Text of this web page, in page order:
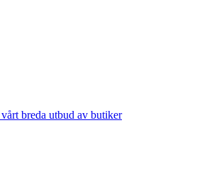
breda utbud av butiker